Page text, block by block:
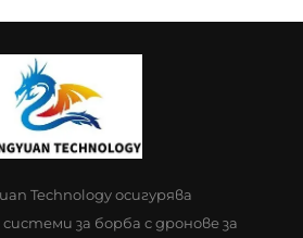
Technology осигурява
за борба с дронове за